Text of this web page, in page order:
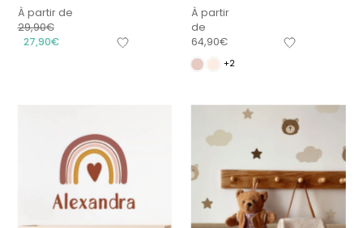
À partir de
29,90€
27,90€
À partir
de
64,90€
+2